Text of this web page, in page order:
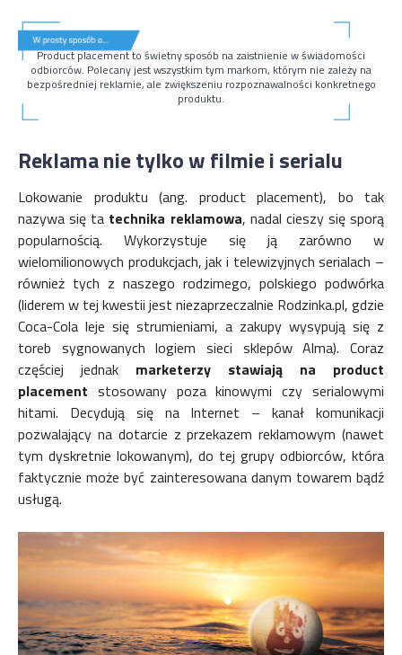
Product placement to świetny sposób na zaistnienie w świadomości
odbiorców. Polecany jest wszystkim tym markom, którym nie zależy na
bezpośredniej reklamie, ale zwiększeniu rozpoznawalności konkretnego
produktu.
Reklama nie tylko w filmie i serialu
Lokowanie produktu (ang. product placement), bo tak
nazywa się ta technika reklamowa, nadal cieszy się sporą
popularnością. Wykorzystuje się ją zarówno w
wielomilionowych produkcjach, jak i telewizyjnych serialach –
również tych z naszego rodzimego, polskiego podwórka
(liderem w tej kwestii jest niezaprzeczalnie Rodzinka.pl, gdzie
Coca-Cola leje się strumieniami, a zakupy wysypują się z
toreb sygnowanych logiem sieci sklepów Alma). Coraz
częściej jednak marketerzy stawiają na product
placement stosowany poza kinowymi czy serialowymi
hitami. Decydują się na Internet – kanał komunikacji
pozwalający na dotarcie z przekazem reklamowym (nawet
tym dyskretnie lokowanym), do tej grupy odbiorców, która
faktycznie może być zainteresowana danym towarem bądź
usługą.